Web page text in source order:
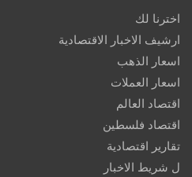
اخترنا لك
ارشيف الاخبار الاقتصادية
اسعار الذهب
اسعار العملات
اقتصاد العالم
اقتصاد فلسطين
تقارير اقتصادية
ل شريط الاخبار